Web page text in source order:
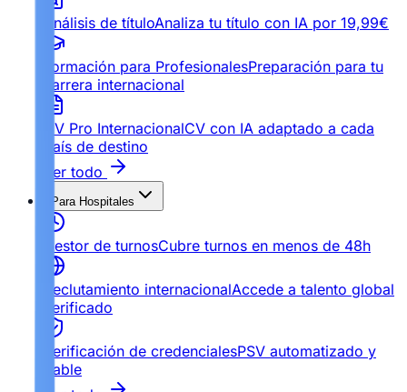
Análisis de títuloAnaliza tu título con IA por 19,99€
Formación para ProfesionalesPreparación para tu
carrera internacional
CV Pro InternacionalCV con IA adaptado a cada
país de destino
Ver todo
Para Hospitales
Gestor de turnosCubre turnos en menos de 48h
Reclutamiento internacionalAccede a talento global
verificado
Verificación de credencialesPSV automatizado y
fiable